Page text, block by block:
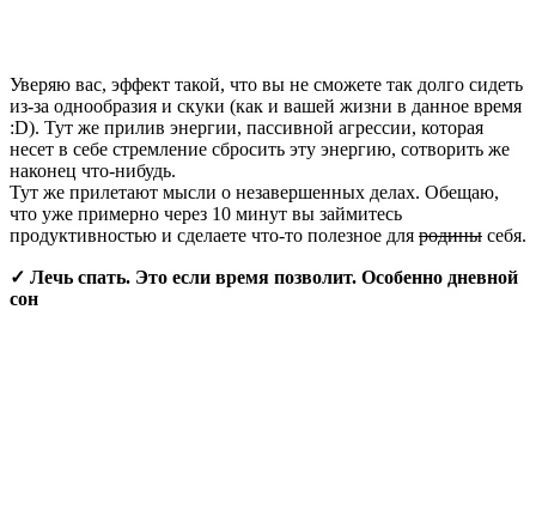
Уверяю вас, эффект такой, что вы не сможете так долго сидеть
из-за однообразия и скуки (как и вашей жизни в данное время
:D). Тут же прилив энергии, пассивной агрессии, которая
несет в себе стремление сбросить эту энергию, сотворить же
наконец что-нибудь.
Тут же прилетают мысли о незавершенных делах. Обещаю,
что уже примерно через 10 минут вы займитесь
продуктивностью и сделаете что-то полезное для родины себя.
✓ Лечь спать. Это если время позволит. Особенно дневной
сон